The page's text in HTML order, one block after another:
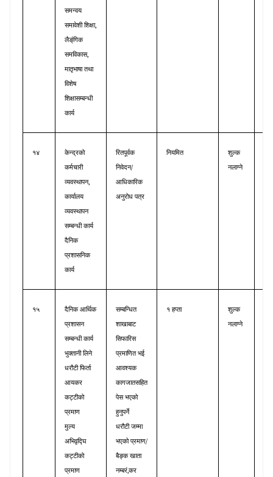
समन्वय
समावेशी शिक्षा,
लैङ्ंगिक
समविकास,
मातृभाषा तथा
विशेष
शिक्षासम्बन्धी
कार्य
१४ केन्द्रको
कर्मचारी
व्यवस्थापन,
कार्यालय
व्यवस्थापन
सम्बन्धी कार्य
दैनिक
प्रशासनिक
कार्य
रितपूर्वक
निवेदन/
आधिकारिक
अनुरोध पत्र
नियमित शुल्क
नलाग्ने
१५ दैनिक आर्थिक
प्रशासन
सम्बन्धी कार्य
भुक्तानी लिने
धरौटी फिर्ता
आयकर
कट्टीको
प्रमाण
मुल्य
अभिवृद्घि
कट्टीको
प्रमाण
सम्बन्धित
शाखाबाट
सिफारिस
प्रमाणित भई
आवश्यक
कागजातसहित
पेस भएको
हुनुपर्ने
धरौटी जम्मा
भएको प्रमाण/
बैङ्क खाता
नम्बरं,कर
१ हप्ता शुल्क
नलाग्ने